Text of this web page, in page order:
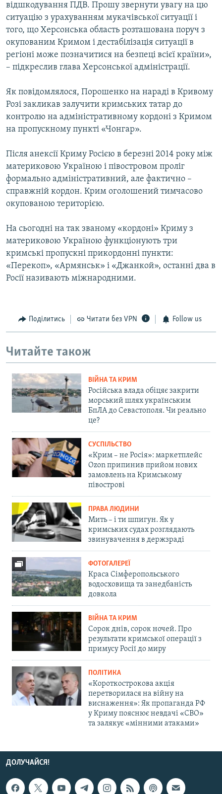
відшкодування ПДВ. Прошу звернути увагу на цю
ситуацію з урахуванням мукачівської ситуації і
того, що Херсонська область розташована поруч з
окупованим Кримом і дестабілізація ситуації в
регіоні може позначитися на безпеці всієї країни»,
– підкреслив глава Херсонської адміністрації.
Як повідомлялося, Порошенко на нараді в Кривому
Розі закликав залучити кримських татар до
контролю на адміністративному кордоні з Кримом
на пропускному пункті «Чонгар».
Після анексії Криму Росією в березні 2014 року між
материковою Україною і півостровом проліг
формально адміністративний, але фактично –
справжній кордон. Крим оголошений тимчасово
окупованою територією.
На сьогодні на так званому «кордоні» Криму з
материковою Україною функціонують три
кримські пропускні прикордонні пункти:
«Перекоп», «Армянськ» і «Джанкой», останні два в
Росії називають міжнародними.
Поділитись Читати без VPN Follow us
Читайте також
ВІЙНА ТА КРИМ
Російська влада обіцяє закрити
морський шлях українським
БпЛА до Севастополя. Чи реально
це?
СУСПІЛЬСТВО
«Крим – не Росія»: маркетплейс
Ozon припинив прийом нових
замовлень на Кримському
півострові
ПРАВА ЛЮДИНИ
Мить – і ти шпигун. Як у
кримських судах розглядають
звинувачення в держзраді
ФОТОГАЛЕРЕЇ
Краса Сімферопольського
водосховища та занедбаність
довкола
ВІЙНА ТА КРИМ
Сорок днів, сорок ночей. Про
результати кримської операції з
примусу Росії до миру
ПОЛІТИКА
«Короткострокова акція
перетворилася на війну на
виснаження»: Як пропаганда РФ
у Криму пояснює невдачі «СВО»
та залякує «мінними атаками»
ДОЛУЧАЙСЯ!